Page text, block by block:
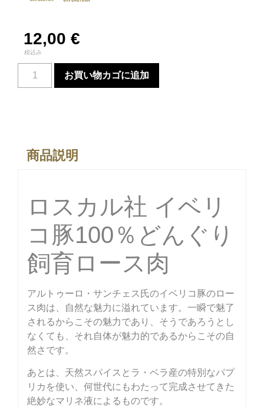
12,00 €
税込み
お買い物カゴに追加
商品説明
ロスカル社 イベリ
コ豚100％どんぐり
飼育ロース肉
アルトゥーロ・サンチェス氏のイベリコ豚のロー
ス肉は、自然な魅力に溢れています。一瞬で魅了
されるからこその魅力であり、そうであろうとし
なくても、それ自体が魅力的であるからこその自
然さです。
あとは、天然スパイスとラ・ベラ産の特別なパプ
リカを使い、何世代にもわたって完成させてきた
絶妙なマリネ液によるものです。